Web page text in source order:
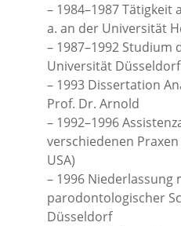
– 1984–1987 Tätigkeit
a. an der Universität
– 1987–1992 Studium
Universität Düsseldorf
– 1993 Dissertation
Prof. Dr. Arnold
– 1992–1996
verschiedenen
USA)
– 1996 Niederlassung
parodontologischer
Düsseldorf